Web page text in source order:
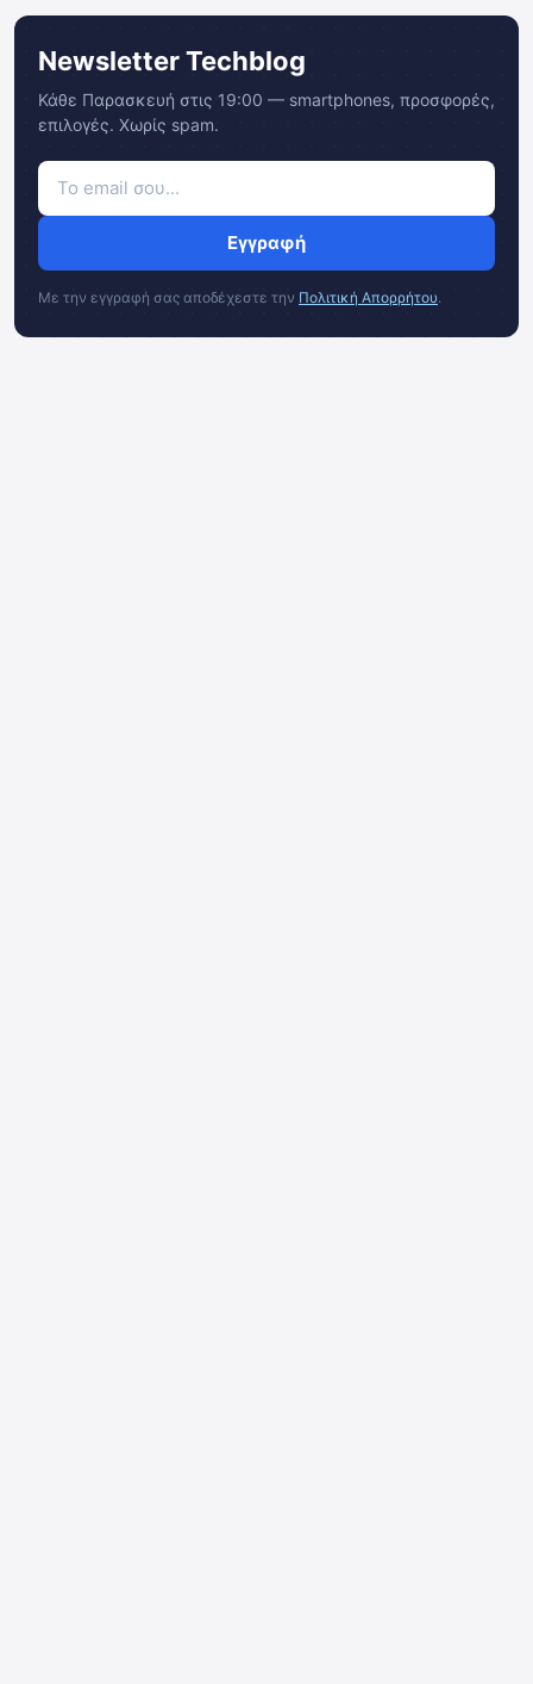
Newsletter Techblog
Κάθε Παρασκευή στις 19:00 — smartphones, προσφορές,
επιλογές. Χωρίς spam.
Εγγραφή
Με την εγγραφή σας αποδέχεστε την Πολιτική Απορρήτου.